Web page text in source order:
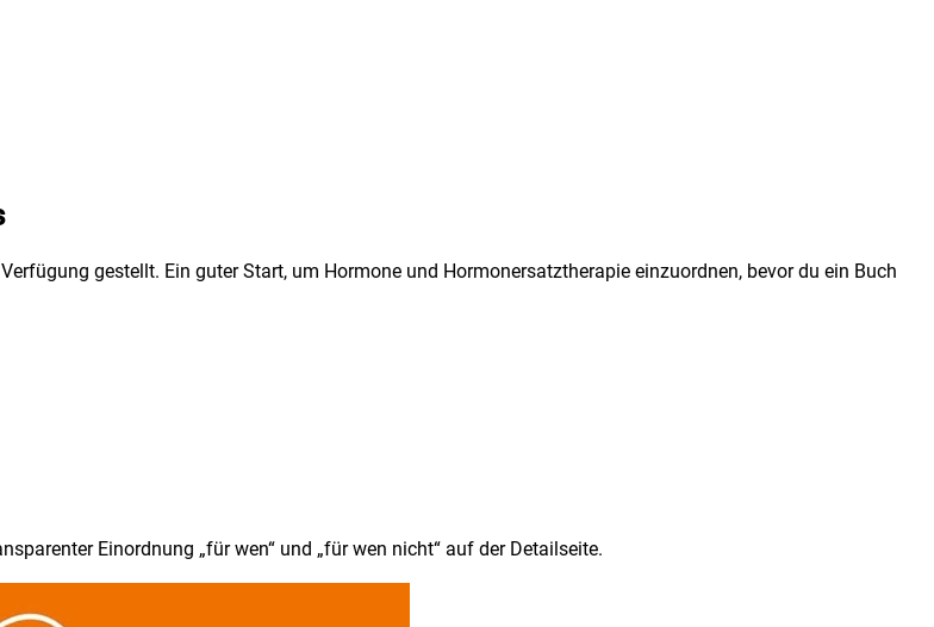
gestellt. Ein guter Start, um Hormone und Hormonersatztherapie einzuordnen, bevor du ein Buch
Einordnung „für wen“ und „für wen nicht“ auf der Detailseite.